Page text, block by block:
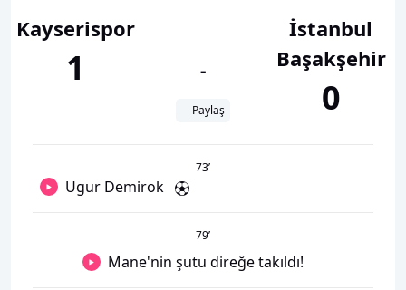
Kayserispor
1 -
Paylaş
İstanbul
Başakşehir
0
73’
Ugur Demirok
79’
Mane'nin şutu direğe takıldı!